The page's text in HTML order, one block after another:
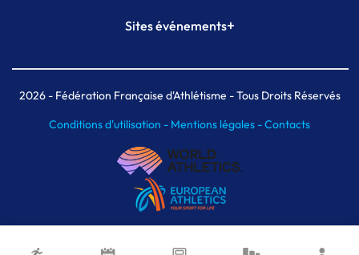
Plateforme Formation
Sites événements+
Meeting de Paris indoor
MAIF Ekiden de Paris
2026- Fédération Française d'Athlétisme - Tous Droits Réservés
Conditions d'utilisation - Mentions légales -Contacts